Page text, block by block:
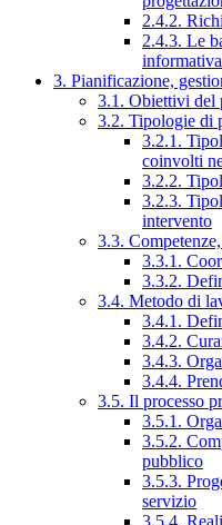
2.4.2.
2.4.3. Le
3. Pianificazione,
3.1. Obiettivi del
3.2. Tipologie di
3.2.1.
coinvolti
3.2.2.
3.2.3.
intervento
3.3.
3.3.1.
3.3.2.
3.4. Metodo di
3.4.1.
3.4.2.
3.4.3.
3.4.4.
3.5. Il processo
3.5.1.
3.5.2.
pubblico
3.5.3.
servizio
3.5.4.